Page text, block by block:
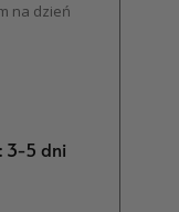
na dzień
3-5 dni